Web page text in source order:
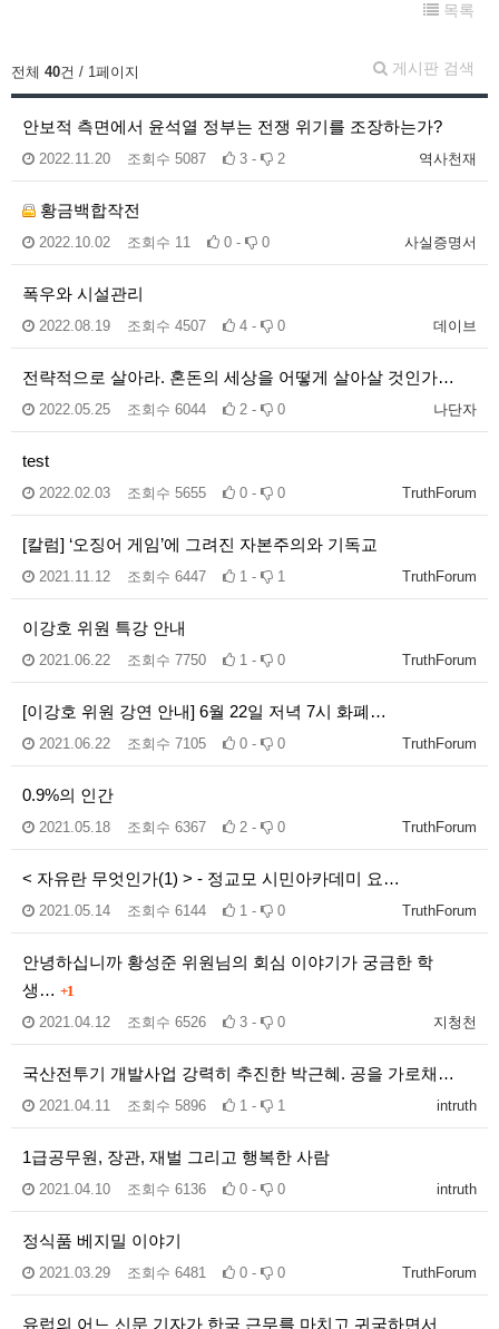
목록
게시판 검색
전체 40건 / 1페이지
안보적 측면에서 윤석열 정부는 전쟁 위기를 조장하는가?
역사천재
2022.11.20 조회수 5087 3 - 2
황금백합작전
사실증명서
2022.10.02 조회수 11 0 - 0
폭우와 시설관리
데이브
2022.08.19 조회수 4507 4 - 0
전략적으로 살아라. 혼돈의 세상을 어떻게 살아살 것인가…
나단자
2022.05.25 조회수 6044 2 - 0
test
TruthForum
2022.02.03 조회수 5655 0 - 0
[칼럼] ‘오징어 게임’에 그려진 자본주의와 기독교
TruthForum
2021.11.12 조회수 6447 1 - 1
이강호 위원 특강 안내
TruthForum
2021.06.22 조회수 7750 1 - 0
[이강호 위원 강연 안내] 6월 22일 저녁 7시 화폐…
TruthForum
2021.06.22 조회수 7105 0 - 0
0.9%의 인간
TruthForum
2021.05.18 조회수 6367 2 - 0
< 자유란 무엇인가(1) > - 정교모 시민아카데미 요…
TruthForum
2021.05.14 조회수 6144 1 - 0
안녕하십니까 황성준 위원님의 회심 이야기가 궁금한 학
생… +1
지청천
2021.04.12 조회수 6526 3 - 0
국산전투기 개발사업 강력히 추진한 박근혜. 공을 가로채…
intruth
2021.04.11 조회수 5896 1 - 1
1급공무원, 장관, 재벌 그리고 행복한 사람
intruth
2021.04.10 조회수 6136 0 - 0
정식품 베지밀 이야기
TruthForum
2021.03.29 조회수 6481 0 - 0
유럽의 어느 신문 기자가 한국 근무를 마치고 귀국하면서